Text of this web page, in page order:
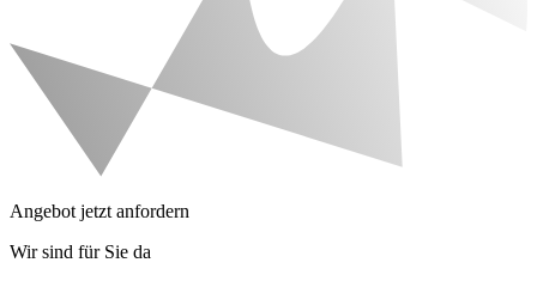
Angebot jetzt anfordern
Wir sind für Sie da